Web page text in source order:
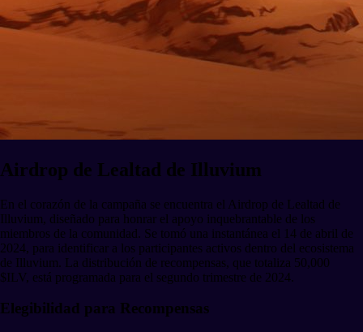
Airdrop de Lealtad de Illuvium
En el corazón de la campaña se encuentra el Airdrop de Lealtad de
Illuvium, diseñado para honrar el apoyo inquebrantable de los
miembros de la comunidad. Se tomó una instantánea el 14 de abril de
2024, para identificar a los participantes activos dentro del ecosistema
de Illuvium. La distribución de recompensas, que totaliza 50,000
$ILV, está programada para el segundo trimestre de 2024.
Elegibilidad para Recompensas